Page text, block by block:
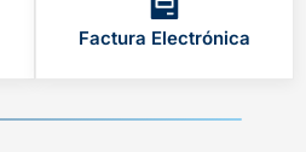
Factura Electrónica